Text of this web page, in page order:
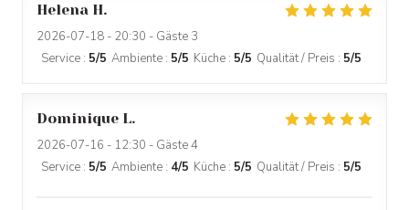
Helena H
2026-07-18 - 20:30 - Gäste 3
Service : 5/5 Ambiente : 5/5 Küche : 5/5 Qualität / Preis : 5/5
Dominique L
2026-07-16 - 12:30 - Gäste 4
Service : 5/5 Ambiente : 4/5 Küche : 5/5 Qualität / Preis : 5/5